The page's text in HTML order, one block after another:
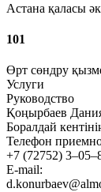
Астана қаласы
101
Өрт сөндру
Услуги
Руководство
Қоңырбаев
Боралдай
Телефон
+7 (72752)
E-mail: